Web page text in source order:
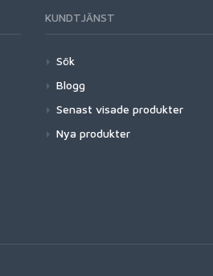
KUNDTJÄNST
Sök
Blogg
Senast visade produkter
Nya produkter